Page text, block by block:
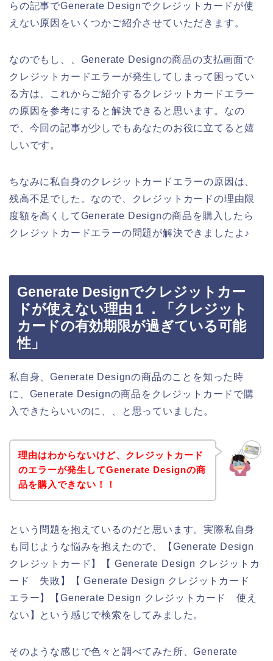
らの記事でGenerate Designでクレジットカードが使
えない原因をいくつかご紹介させていただきます。
なのでもし、、Generate Designの商品の支払画面で
クレジットカードエラーが発生してしまって困ってい
る方は、これからご紹介するクレジットカードエラー
の原因を参考にすると解決できると思います。なの
で、今回の記事が少しでもあなたのお役に立てると嬉
しいです。
ちなみに私自身のクレジットカードエラーの原因は、
残高不足でした。なので、クレジットカードの理由限
度額を高くしてGenerate Designの商品を購入したら
クレジットカードエラーの問題が解決できましたよ♪
Generate Designでクレジットカー
ドが使えない理由１．「クレジット
カードの有効期限が過ぎている可能
性」
私自身、Generate Designの商品のことを知った時
に、Generate Designの商品をクレジットカードで購
入できたらいいのに、、と思っていました。
理由はわからないけど、クレジットカード
のエラーが発生してGenerate Designの商
品を購入できない！！
という問題を抱えているのだと思います。実際私自身
も同じような悩みを抱えたので、【Generate Design
クレジットカード】【 Generate Design クレジットカ
ード 失敗】【 Generate Design クレジットカード
エラー】【Generate Design クレジットカード 使え
ない】という感じで検索をしてみました。
そのような感じで色々と調べてみた所、Generate